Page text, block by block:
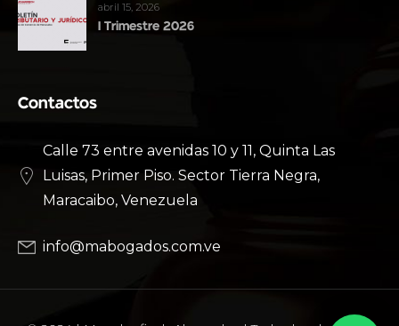
abril 15, 2026
I Trimestre 2026
Contactos
Calle 73 entre avenidas 10 y 11, Quinta Las
Luisas, Primer Piso. Sector Tierra Negra,
Maracaibo, Venezuela
info@mabogados.com.ve